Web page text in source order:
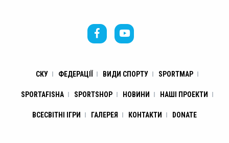
СКУ ФЕДЕРАЦІЇ ВИДИ СПОРТУ SPORTMAP
SPORTAFISHA SPORTSHOP НОВИНИ НАШІ ПРОЕКТИ
ВСЕСВІТНІ ІГРИ ГАЛЕРЕЯ КОНТАКТИ DONATE